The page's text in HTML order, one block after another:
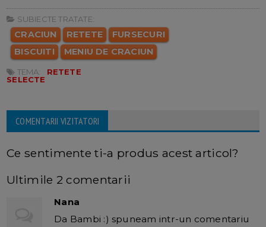
SUBIECTE TRATATE:
CRACIUN RETETE
FURSECURI
BISCUITI
MENIU DE CRACIUN
TEMA:
RETETE
SELECTE
COMENTARII VIZITATORI
Ce sentimente ti-a produs acest articol?
Ultimile 2 comentarii
Nana
Da Bambi :) spuneam intr-un comentariu